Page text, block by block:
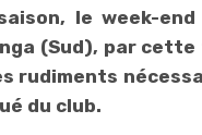
le week-
(Sud), par
rudiments
du club.